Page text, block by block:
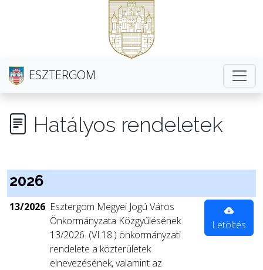
ESZTERGOM
Hatályos rendeletek
2026
13/2026 Esztergom Megyei Jogú Város
Önkormányzata Közgyűlésének
13/2026. (VI.18.) önkormányzati
rendelete a közterületek
elnevezésének, valamint az
Letöltés